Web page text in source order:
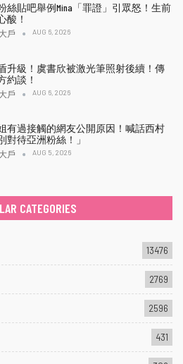
絲貼吧舉例Mina「罪證」引眾怒！生前
酸！
戶 AUG 6, 2026
升級！虞書欣被激光筆照射後續！傳
約談！
戶 AUG 6, 2026
有過接觸的網友公開原因！喊話西村
對待亞洲粉絲！」
戶 AUG 5, 2026
CATEGORIES
13476
2769
2596
431